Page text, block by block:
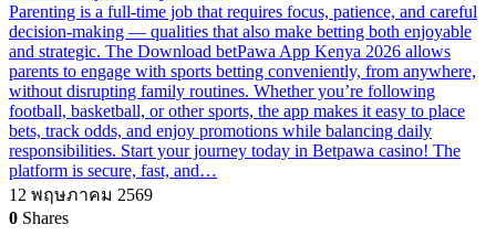
Parenting is a full-time job that requires focus, patience, and careful
decision-making — qualities that also make betting both enjoyable
and strategic. The Download betPawa App Kenya 2026 allows
parents to engage with sports betting conveniently, from anywhere,
without disrupting family routines. Whether you’re following
football, basketball, or other sports, the app makes it easy to place
bets, track odds, and enjoy promotions while balancing daily
responsibilities. Start your journey today in Betpawa casino! The
platform is secure, fast, and…
12 พฤษภาคม 2569
0 Shares